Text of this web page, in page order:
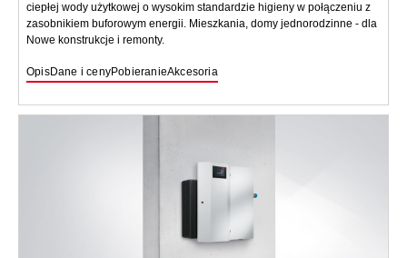
ciepłej wody użytkowej o wysokim standardzie higieny w połączeniu z
zasobnikiem buforowym energii. Mieszkania, domy jednorodzinne - dla
Nowe konstrukcje i remonty.
OpisDane i cenyPobieranieAkcesoria